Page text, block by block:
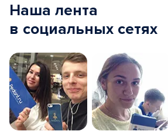
Наша лента
в социальных сетях